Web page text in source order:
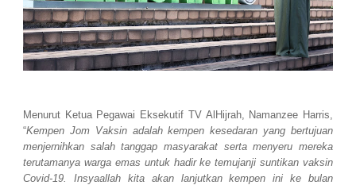
Menurut Ketua Pegawai Eksekutif TV AlHijrah, Namanzee Harris,
“Kempen Jom Vaksin adalah kempen kesedaran yang bertujuan
menjernihkan salah tanggap masyarakat serta menyeru mereka
terutamanya warga emas untuk hadir ke temujanji suntikan vaksin
Covid-19. Insyaallah kita akan lanjutkan kempen ini ke bulan